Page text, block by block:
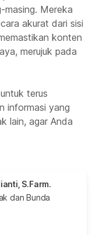
masing. Mereka
akurat dari sisi
konten
merujuk pada
terus
informasi yang
lain, agar Anda
S.Farm.
dan Bunda